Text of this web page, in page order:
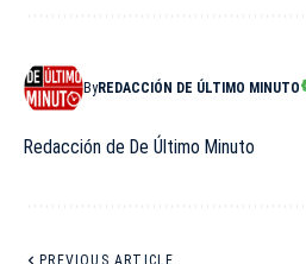
ByREDACCIÓN DE ÚLTIMO MINUTO
Redacción de De Último Minuto
PREVIOUS ARTICLE